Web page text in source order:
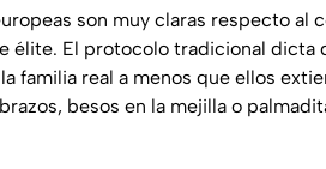
son muy claras respecto al
élite. El protocolo tradicional dicta
familia real a menos que ellos
besos en la mejilla o